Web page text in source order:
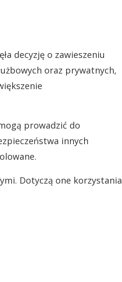
decyzję o zawieszeniu
oraz prywatnych,
prowadzić do
innych
Dotyczą one korzystania